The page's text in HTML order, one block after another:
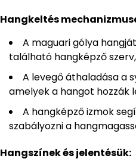
Hangkeltés
A maguari gólya
található hangképző
A levegő áthaladása a
amelyek a hangot hozzák
A hangképző izmok
szabályozni a
Hangszínek és jelentésük: